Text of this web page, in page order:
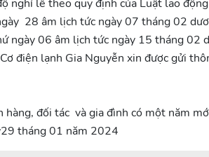
nghỉ lễ theo quy định của Luật lao
28 âm lịch tức ngày 07 tháng 02
ngày 06 âm lịch tức ngày 15 tháng 02
điện lạnh Gia Nguyễn xin được gửi
hàng, đối tác và gia đình có một năm
tháng 01 năm 2024